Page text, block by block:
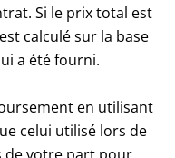
Si le prix total est
calculé sur la base
a été fourni.
en utilisant
celui utilisé lors de